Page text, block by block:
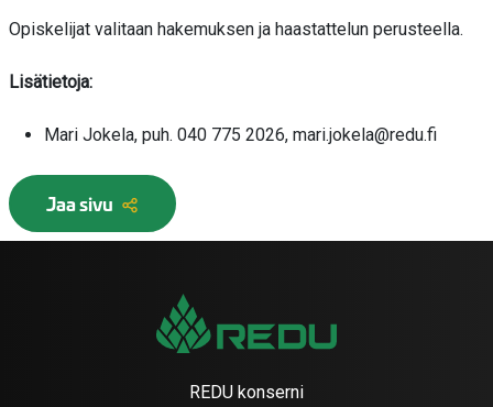
Opiskelijat valitaan hakemuksen ja haastattelun perusteella.
Lisätietoja:
Mari Jokela, puh. 040 775 2026, mari.jokela@redu.fi
Jaa sivu
REDU konserni